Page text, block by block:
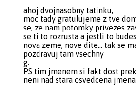
ahoj dvojnasobny tatinku,
moc tady gratulujeme z tve
se, ze nam potomky privezes
se ti to rozrusta a jestli to
nova zeme, nove dite… tak se
pozdravuj tam vsechny
g.
PS tim jmenem si fakt dost
neni nad stara osvedcena jmena